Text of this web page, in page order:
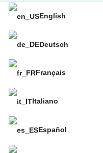
English
Deutsch
Français
Italiano
Español